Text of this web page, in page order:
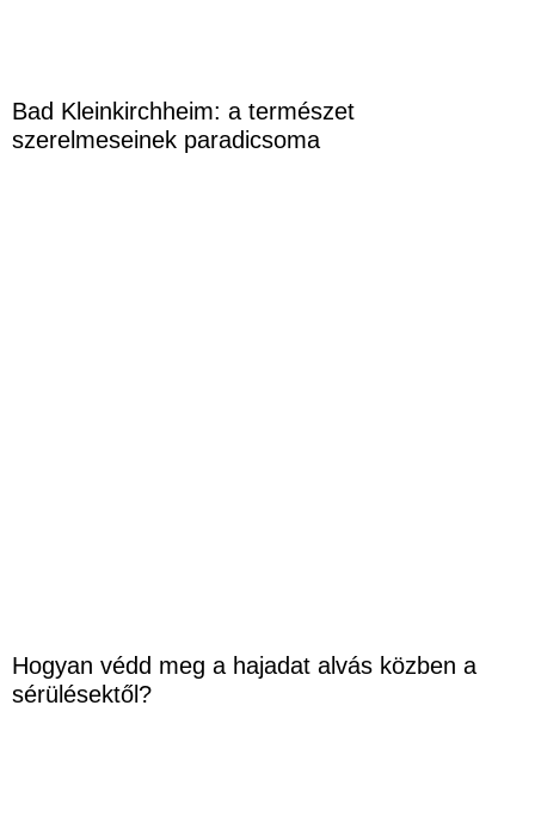
Bad Kleinkirchheim: a természet
szerelmeseinek paradicsoma
Hogyan védd meg a hajadat alvás közben a
sérülésektől?